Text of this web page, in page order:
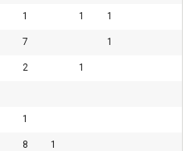
1 1 1
7 1
2 1
1
8 1